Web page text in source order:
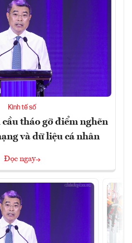
Kinh tế số
tháo gỡ điểm nghẽn
và dữ liệu cá nhân
Đọc ngay